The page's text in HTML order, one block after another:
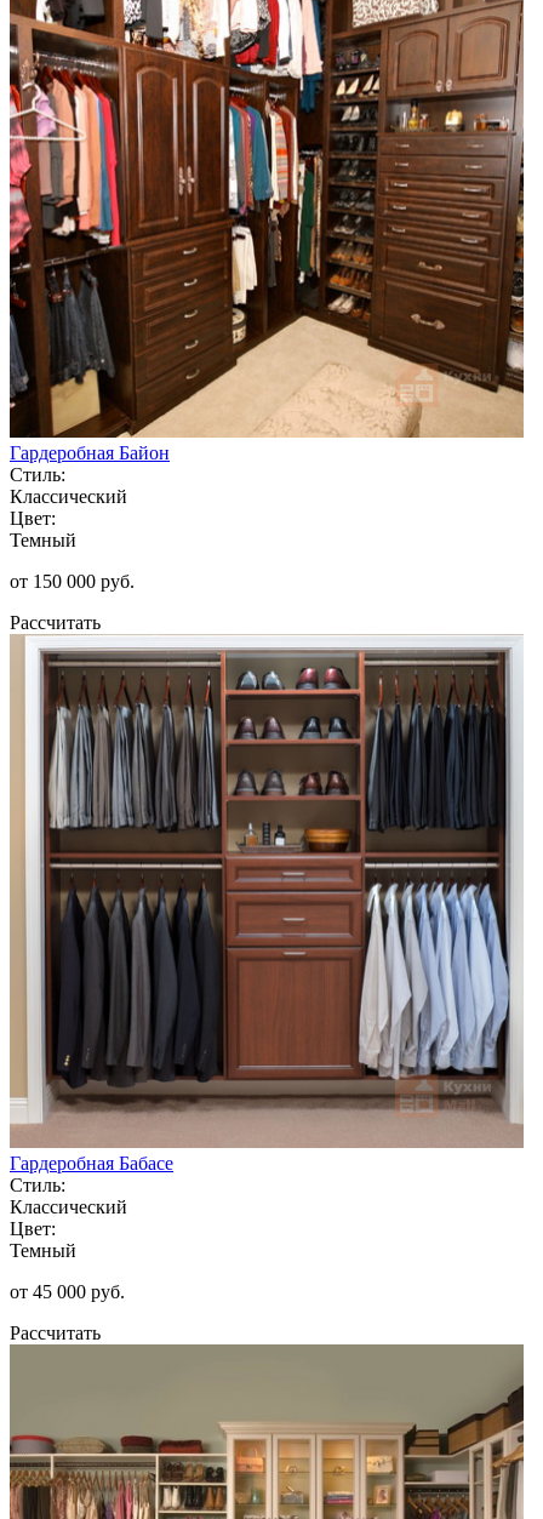
Гардеробная Байон
Стиль:
Классический
Цвет:
Темный
от 150 000 руб.
Рассчитать
Гардеробная Бабасе
Стиль:
Классический
Цвет:
Темный
от 45 000 руб.
Рассчитать